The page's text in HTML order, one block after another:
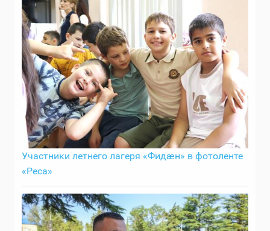
Участники летнего лагеря «Фидӕн» в фотоленте
«Реса»